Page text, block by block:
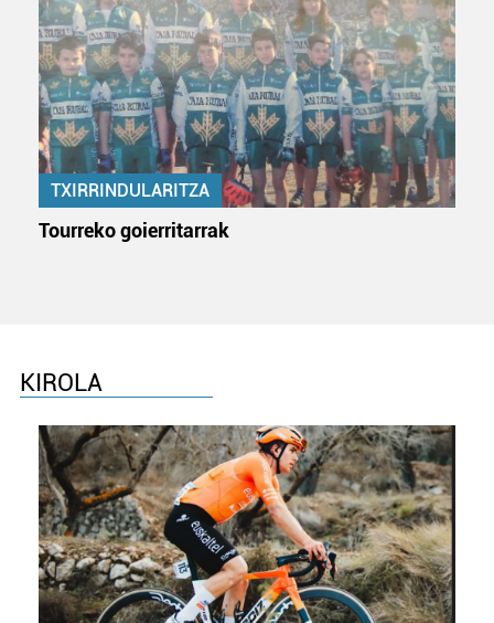
teknologia erabiliz, cookieak adibidez, iragarki eta eduki
pertsonalizatuak eskaintzeko, iragarkiak eta edukia
neurtzeko, jendeari buruzko informazioa biltzeko eta
produktuak garatzeko. Zure datuak nork eta zertarako
erabiltzen dituen hauta dezakezu.
Bazkide batzuek ez dizute baimenik eskatzen, eta beren
interes komertzial legitimoetan babesten dira. Ikusi gure
bazkideen zerrenda, beren ustez zein helburutarako
duten interes legitimoa eta horren aurka nola egin
datuen atalean. Edozein unetan alda edo ken dezakezu
zure baimena Cookieen adierazpenean.
Webgune honek cookie propioak eta hirugarrenen cookie-
fitxategiak erabiltzen ditu. Zure esperientzia eta
zerbitzuak hobetzeko asmoz, cookie teknologiaz
baliatzen gara. Ohar hau onartuz gero, teknologia hori
erabiltzeko baimen esplizitua ematen diguzu.Gehiago
irakurri
TXIRRINDULARITZA
Tourreko goierritarrak
KIROLA